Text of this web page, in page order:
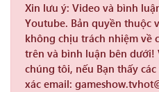
Xin lưu ý: Video và bình
Youtube. Bản quyền thuộc
không chịu trách nhiệm về
trên và bình luận bên
chúng tôi, nếu Bạn thấy
xác email: